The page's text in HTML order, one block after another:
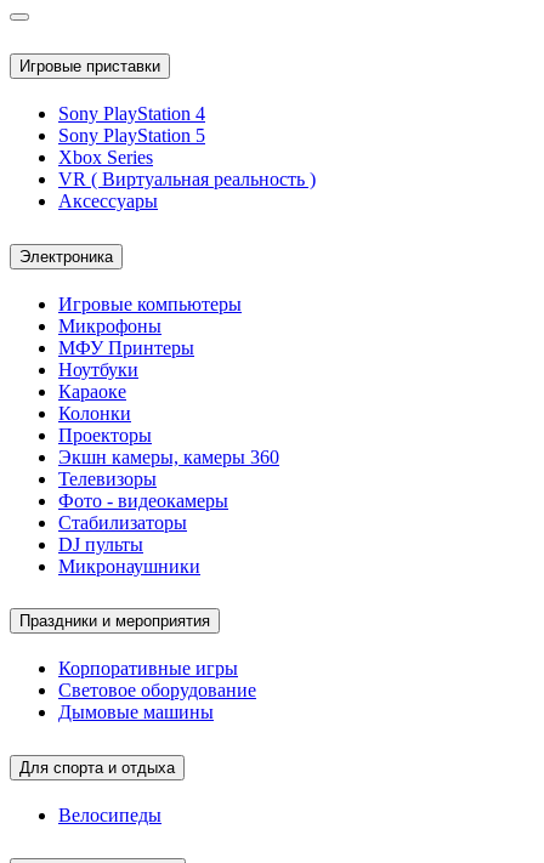
Игровые приставки
Sony PlayStation 4
Sony PlayStation 5
Xbox Series
VR ( Виртуальная реальность )
Аксессуары
Электроника
Игровые компьютеры
Микрофоны
МФУ Принтеры
Ноутбуки
Караоке
Колонки
Проекторы
Экшн камеры, камеры 360
Телевизоры
Фото - видеокамеры
Стабилизаторы
DJ пульты
Микронаушники
Праздники и мероприятия
Корпоративные игры
Световое оборудование
Дымовые машины
Для спорта и отдыха
Велосипеды